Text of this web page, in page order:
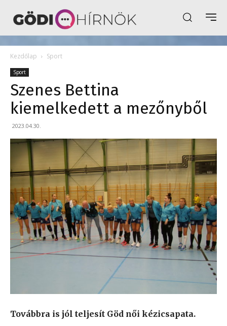
Kezdőlap Sport
Sport
Szenes Bettina
kiemelkedett a mezőnyből
2023.04.30.
Továbbra is jól teljesít Göd női kézicsapata.